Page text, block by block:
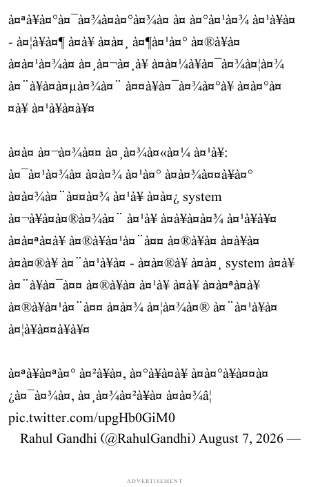
à¤ªà¥à¤°à¤¯à¤¾à¤à¤°à¤¾à¤ à¤ à¤°à¤¹à¤¾ à¤¹à¥à¤
- à¤¦à¥à¤¶ à¤à¥ à¤à¤¸ à¤¶à¤¹à¤° à¤®à¥à¤
à¤à¤¹à¤¾à¤ à¤¸à¤¬à¤¸à¥ à¤à¤¼à¥à¤¯à¤¾à¤¦à¤¾
à¤¨à¥à¤à¤µà¤¾à¤¨ à¤¤à¥à¤¯à¤¾à¤°à¥ à¤à¤°à¤
¤à¥ à¤¹à¥à¤à¥¤
à¤à¤ à¤¬à¤¾à¤¤ à¤¸à¤¾à¤«à¤¼ à¤¹à¥:
à¤¯à¤¹à¤¾à¤ à¤à¤¾ à¤¹à¤° à¤à¤¾à¤¤à¥à¤°
à¤à¤¾à¤¨à¤¤à¤¾ à¤¹à¥ à¤à¤¿ system
à¤¬à¥à¤à¤®à¤¾à¤¨ à¤¹à¥ à¤à¥à¤à¤¾ à¤¹à¥à¥¤
à¤à¤ªà¤à¥ à¤®à¥à¤¹à¤¨à¤¤ à¤®à¥à¤ à¤à¥à¤
à¤à¤®à¥ à¤¨à¤¹à¥à¤ - à¤à¤®à¥ à¤à¤¸ system à¤à¥
à¤¨à¥à¤¯à¤¤ à¤®à¥à¤ à¤¹à¥ à¤à¥ à¤à¤ªà¤à¥
à¤®à¥à¤¹à¤¨à¤¤ à¤à¤¾ à¤¦à¤¾à¤® à¤¨à¤¹à¥à¤
à¤¦à¥à¤¤à¥à¥¤
à¤ªà¥à¤ªà¤° à¤²à¥à¤, à¤°à¥à¤à¥ à¤­à¤°à¥à¤¤à¤
¿à¤¯à¤¾à¤, à¤¸à¤¾à¤²à¥à¤ à¤à¤¾â¦
pic.twitter.com/upgHb0GiM0
— Rahul Gandhi (@RahulGandhi)
August 7, 2026
ADVERTISEMENT